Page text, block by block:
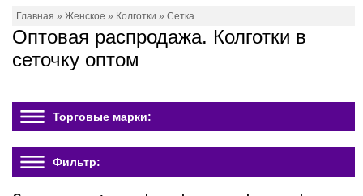
Главная » Женское » Колготки » Сетка
Оптовая распродажа. Колготки в
сеточку оптом
Торговые марки:
Фильтр: